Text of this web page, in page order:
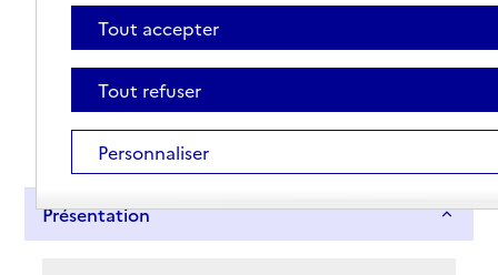
Tout déplier
Présentation
Tout accepter
Tout refuser
Personnaliser